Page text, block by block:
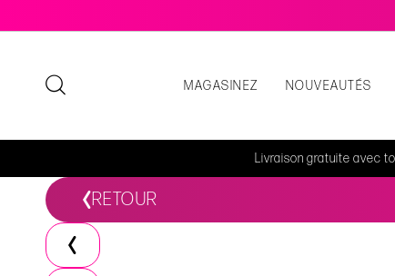
MAGASINEZ NOUVEAUTÉS
Livraison gratuite avec
RETOUR